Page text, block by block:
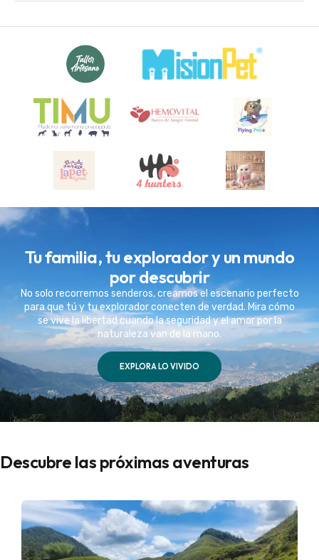
Tu familia, tu explorador y un mundo
por descubrir
No solo recorremos senderos, creamos el escenario perfecto
para que tú y tu explorador conecten de verdad. Mira cómo
se vive la libertad cuando la seguridad y el amor por la
naturaleza van de la mano.
EXPLORA LO VIVIDO
Descubre las próximas aventuras